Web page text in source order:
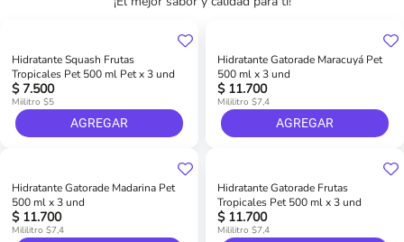
Hidratante Squash Frutas
Tropicales Pet 500 ml Pet x 3 und
$ 7.500
Miilitro $5
AGREGAR
Hidratante Gatorade Maracuyá Pet
500 ml x 3 und
$ 11.700
Mililitro $7,4
AGREGAR
Hidratante Gatorade Madarina Pet
500 ml x 3 und
$ 11.700
Mililitro $7,4
Hidratante Gatorade Frutas
Tropicales Pet 500 ml x 3 und
$ 11.700
Mililitro $7,4